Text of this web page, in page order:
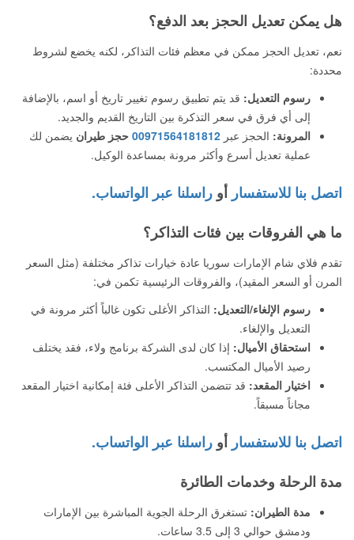
هل يمكن تعديل الحجز بعد الدفع؟
نعم، تعديل الحجز ممكن في معظم فئات التذاكر، لكنه يخضع لشروط
محددة:
رسوم التعديل: قد يتم تطبيق رسوم تغيير تاريخ أو اسم، بالإضافة
إلى أي فرق في سعر التذكرة بين التاريخ القديم والجديد.
المرونة: الحجز عبر 00971564181812 حجز طيران يضمن لك
عملية تعديل أسرع وأكثر مرونة بمساعدة الوكيل.
اتصل بنا للاستفسار أو راسلنا عبر الواتساب.
ما هي الفروقات بين فئات التذاكر؟
تقدم فلاي شام الإمارات سوريا عادة خيارات تذاكر مختلفة (مثل السعر
المرن أو السعر المقيد)، والفروقات الرئيسية تكمن في:
رسوم الإلغاء/التعديل: التذاكر الأغلى تكون غالباً أكثر مرونة في
التعديل والإلغاء.
استحقاق الأميال: إذا كان لدى الشركة برنامج ولاء، فقد يختلف
رصيد الأميال المكتسب.
اختيار المقعد: قد تتضمن التذاكر الأعلى فئة إمكانية اختيار المقعد
مجاناً مسبقاً.
اتصل بنا للاستفسار أو راسلنا عبر الواتساب.
مدة الرحلة وخدمات الطائرة
مدة الطيران: تستغرق الرحلة الجوية المباشرة بين الإمارات
ودمشق حوالي 3 إلى 3.5 ساعات.